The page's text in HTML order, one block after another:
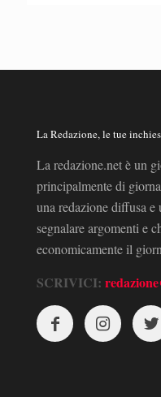
La Redazione, le tue
La redazione.net è un
principalmente di
una redazione diffusa
segnalare argomenti e
economicamente il
SCRIVICI: